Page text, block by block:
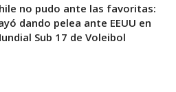
no pudo ante las favoritas:
dando pelea ante EEUU en
Sub 17 de Voleibol